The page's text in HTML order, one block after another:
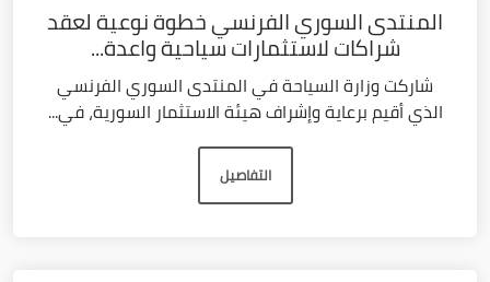
المنتدى السوري الفرنسي خطوة نوعية لعقد
شراكات لاستثمارات سياحية واعدة...
شاركت وزارة السياحة في المنتدى السوري الفرنسي
الذي أقيم برعاية وإشراف هيئة الاستثمار السورية، في...
التفاصيل